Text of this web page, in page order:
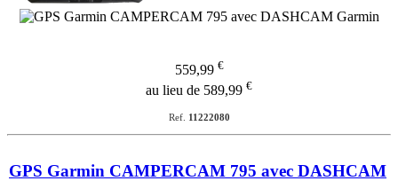
559,99 €
au lieu de 589,99 €
Ref. 11222080
GPS Garmin CAMPERCAM 795 avec DASHCAM